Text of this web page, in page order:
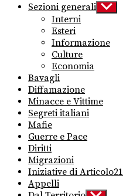
Sezioni generali Show
sub
Interni
Esteri
Informazione
Culture
Economia
Bavagli
Diffamazione
Minacce e Vittime
Segreti italiani
Mafie
Guerre e Pace
Diritti
Migrazioni
Iniziative di Articolo21
Appelli